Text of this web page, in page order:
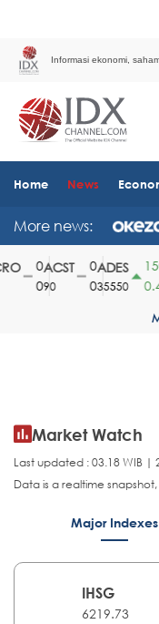
Informasi ekonomi,
Home News
More news:
ACST
90
ADES
35550
150
0.42
Market Watch
Last updated : 03.18 WIB |
Data is a realtime
Major Indexes
IHSG
6219.73